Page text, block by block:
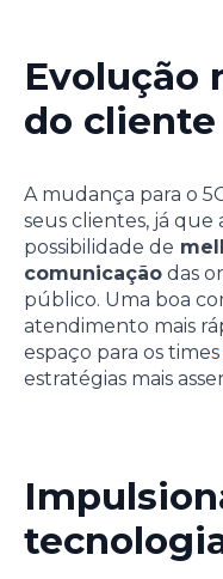
Evolução
do cliente
A mudança para o
seus clientes, já que
possibilidade de
comunicação das
público. Uma boa
atendimento mais
espaço para os times
estratégias mais